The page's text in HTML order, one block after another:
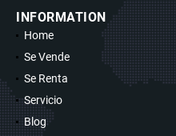
INFORMATION
Home
Se Vende
Se Renta
Servicio
Blog